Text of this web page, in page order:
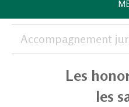
Accompagnement
Les
les